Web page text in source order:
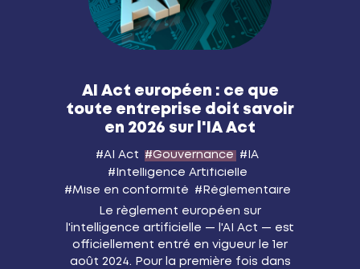
AI Act européen : ce que
toute entreprise doit savoir
en 2026 sur l'IA Act
AI Act Gouvernance
IA
Intelligence Artificielle
Mise en conformité
Réglementaire
Le règlement européen sur
l'intelligence artificielle — l'AI Act — est
officiellement entré en vigueur le 1er
août 2024. Pour la première fois dans